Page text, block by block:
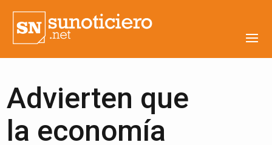
Advierten que
la economía